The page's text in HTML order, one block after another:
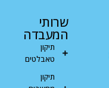
שרותי
המעבדה
תיקון
טאבלטים
תיקון